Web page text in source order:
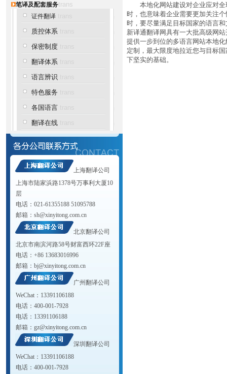
笔译及配套服务trans
证件翻译
质控体系
保密制度
翻译体系
语言辨识
特色服务
各国语言
翻译在线
上海翻译公司
上海市陆家浜路1378号万事利大厦10
层
电话：021-61355188 51095788
邮箱： sh@xinyitong.com.cn
北京翻译公司
北京市南滨河路58号财富西环22F座
电话：+86 13683016996
邮箱： bj@xinyitong.com.cn
广州翻译公司
WeChat：13391106188
电话：400-001-7928
电话：13391106188
邮箱： gz@xinyitong.com.cn
深圳翻译公司
WeChat：13391106188
电话：400-001-7928
本地化网站建设对企业应对全
时，也意味着企业需要更加关注
时，要尽量满足目标国家的语言
新译通翻译网具有一大批高级网
提供一步到位的多语言网站本地
定制，最大限度地拉近您与目标
下坚实的基础。